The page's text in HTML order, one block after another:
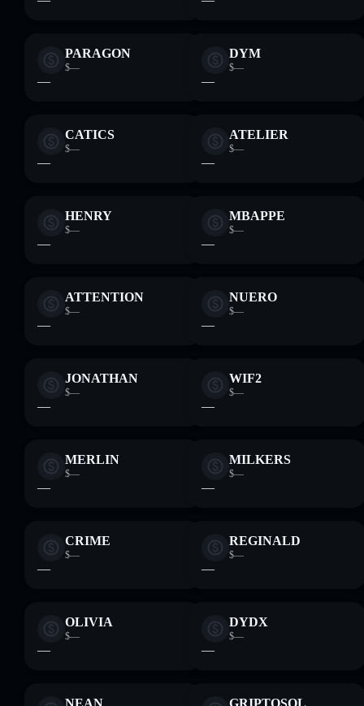
PARAGON
$—
—
DYM
$—
—
CATICS
$—
—
ATELIER
$—
—
HENRY
$—
—
MBAPPE
$—
—
ATTENTION
$—
—
NUERO
$—
—
JONATHAN
$—
—
WIF2
$—
—
MERLIN
$—
—
MILKERS
$—
—
CRIME
$—
—
REGINALD
$—
—
OLIVIA
$—
—
DYDX
$—
—
NEAN GRIPTOSOL